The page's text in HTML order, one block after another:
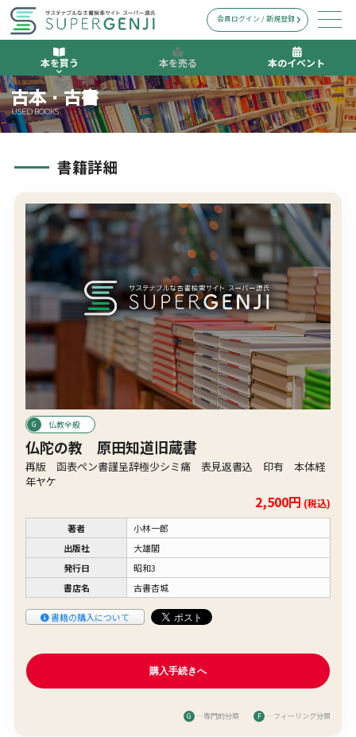
本を買う 本を売る 本のイベント
会員ログイン / 新規登録
古本・古書
USED BOOKS
書籍詳細
仏教全般
仏陀の教 原田知道旧蔵書
再版 函表ペン書謹呈辞極少シミ痛 表見返書込 印有 本体経
年ヤケ
2,500円 (税込)
著者
小林一郎
出版社
大雄閣
発行日
昭和3
書店名
古書杏城
書籍の購入について
G …専門的分類 F …フィーリング分類